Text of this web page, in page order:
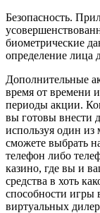
Безопасность.
биометрические
определение лица
Дополнительные
время от времени
периоды акции.
вы готовы внести
используя один
сможете выбрать
телефон либо
казино, где вы и
средства в хоть
способности игры
виртуальных